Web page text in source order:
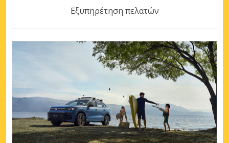
Εξυπηρέτηση πελατών